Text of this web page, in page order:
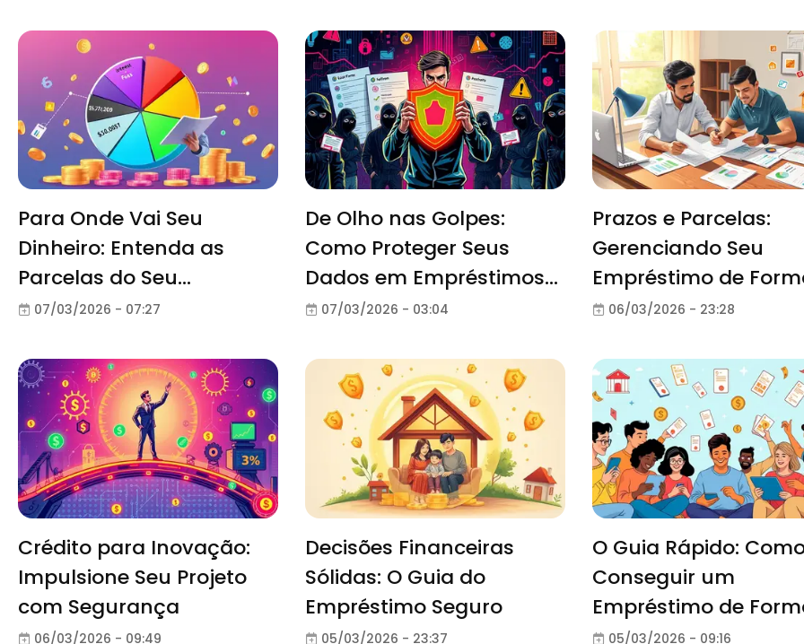
Para Onde Vai Seu
Dinheiro: Entenda as
Parcelas do Seu
Empréstimo
07/03/2026 - 07:27
De Olho nas Golpes:
Como Proteger Seus
Dados em Empréstimos
Online
07/03/2026 - 03:04
Prazos e Parcelas:
Gerenciando Seu
Empréstimo de
Segura
06/03/2026 - 23:28
Crédito para Inovação:
Impulsione Seu Projeto
com Segurança
06/03/2026 - 09:49
Decisões Financeiras
Sólidas: O Guia do
Empréstimo Seguro
05/03/2026 - 23:37
O Guia Rápido:
Conseguir um
Empréstimo de
Eficaz
05/03/2026 - 09:16